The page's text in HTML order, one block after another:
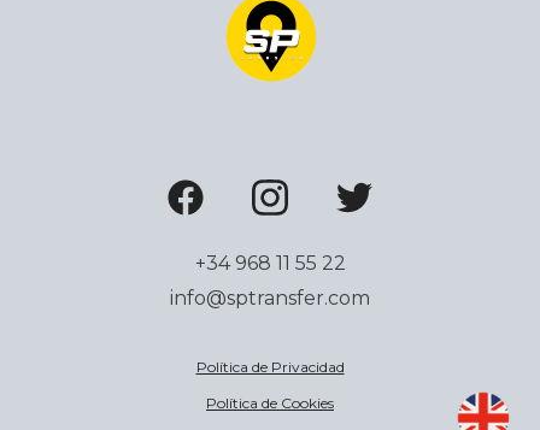
+34 968 11 55 22
info@sptransfer.com
Política de Privacidad
Política de Cookies